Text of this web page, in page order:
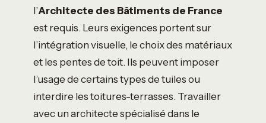
l’Architecte des Bâtiments de France
est requis. Leurs exigences portent sur
l’intégration visuelle, le choix des matériaux
et les pentes de toit. Ils peuvent imposer
l’usage de certains types de tuiles ou
interdire les toitures-terrasses. Travailler
avec un architecte spécialisé dans le